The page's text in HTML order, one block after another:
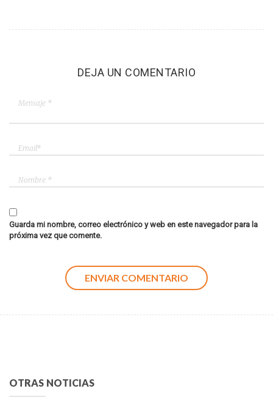
DEJA UN COMENTARIO
Guarda mi nombre, correo electrónico y web en este navegador para la
próxima vez que comente.
OTRAS NOTICIAS